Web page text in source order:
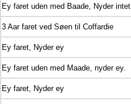
Ey faret uden med Baade, Nyder intet
3 Aar faret ved Søen til Coffardie
Ey faret, Nyder ey
Ey faret uden med Maade, nyder ey.
Ey faret, Nyder ey